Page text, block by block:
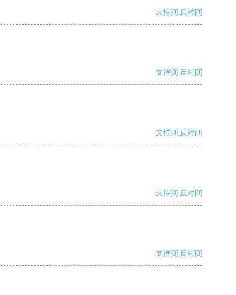
支持[0] 反对[0]
支持[0] 反对[0]
支持[0] 反对[0]
支持[0] 反对[0]
支持[0] 反对[0]